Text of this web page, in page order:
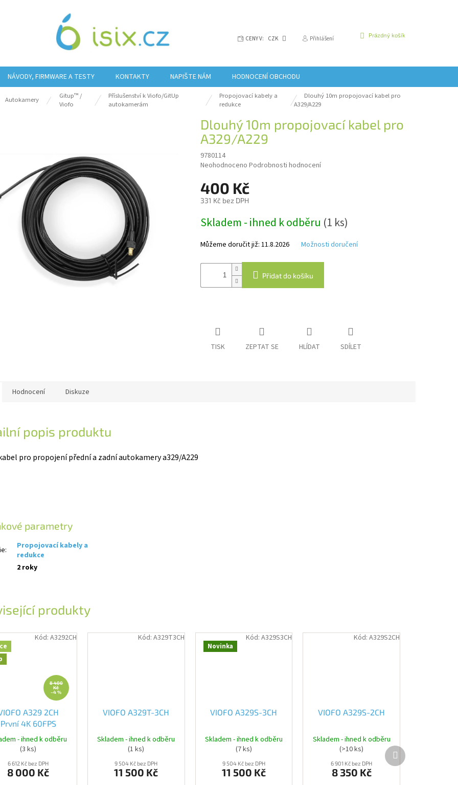
CENY V: CZK Přihlášení
NÁKUPNÍ
Prázdný košík
NÁVODY, FIRMWARE A TESTY KONTAKTY NAPIŠTE NÁM HODNOCENÍ OBCHODU
Autokamery
Gitup™ /
Viofo
Příslušenství k Viofo/GitUp
autokamerám
Propojovací kabely a
redukce
Dlouhý 10m propojovací kabel pro
A329/A229
Dlouhý 10m propojovací kabel pro
A329/A229
9780114
Průměrné
produktu
je
0,0
5
Neohodnoceno Podrobnosti hodnocení
400 Kč
331 Kč bez DPH
cena:
Skladem - ihned k odběru (1 ks)
Můžeme doručit již: 11.8.2026 Možnosti doručení
Přidat do košíku
TISK ZEPTAT SE HLÍDAT SDÍLET
produkty
8 400
Kč
–4 %
A329 2CH
První 4K 60FPS
a 2K zadní Wi-
autokamera HDR,
nahrávání
na externí SSD
- ihned k odběru
(3 ks)
6 612 Kč bez DPH
8 000 Kč
Kód: A3292CH
VIOFO A329T-3CH
Skladem - ihned k odběru
(1 ks)
9 504 Kč bez DPH
11 500 Kč
Kód: A329T3CH
Novinka
VIOFO A329S-3CH
Skladem - ihned k odběru
(7 ks)
9 504 Kč bez DPH
11 500 Kč
Kód:A329S3CH
VIOFO A329S-2CH
Skladem - ihned k odběru
(>10 ks)
6 901 Kč bez DPH
8 350 Kč
Kód: A329S2CH
Další
produkt
Hodnocení Diskuze
popis produktu
pro propojení přední a zadní autokamery a329/A229
parametry
:
Propojovací kabely a
redukce
2 roky